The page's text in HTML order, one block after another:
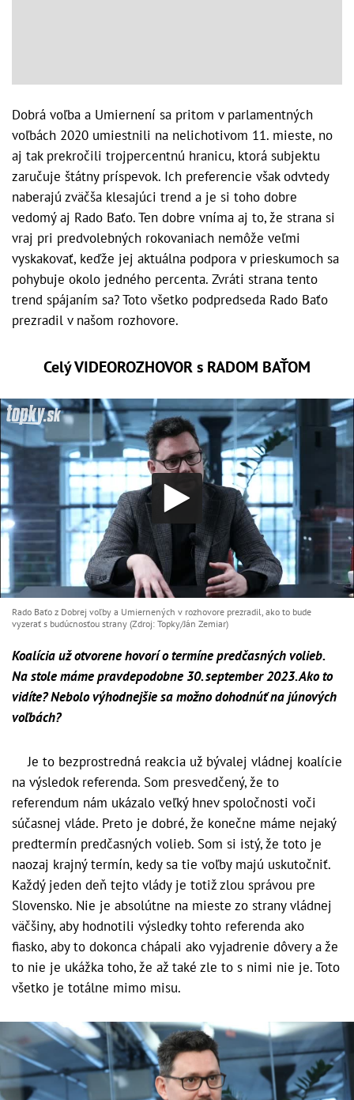
Dobrá voľba a Umiernení sa pritom v parlamentných
voľbách 2020 umiestnili na nelichotivom 11. mieste, no
aj tak prekročili trojpercentnú hranicu, ktorá subjektu
zaručuje štátny príspevok. Ich preferencie však odvtedy
naberajú zväčša klesajúci trend a je si toho dobre
vedomý aj Rado Baťo. Ten dobre vníma aj to, že strana si
vraj pri predvolebných rokovaniach nemôže veľmi
vyskakovať, keďže jej aktuálna podpora v prieskumoch sa
pohybuje okolo jedného percenta. Zvráti strana tento
trend spájaním sa? Toto všetko podpredseda Rado Baťo
prezradil v našom rozhovore.
Celý VIDEOROZHOVOR s RADOM BAŤOM
Rado Baťo z Dobrej voľby a Umiernených v rozhovore prezradil, ako to bude
vyzerať s budúcnosťou strany (Zdroj: Topky/Ján Zemiar)
Koalícia už otvorene hovorí o termíne predčasných volieb.
Na stole máme pravdepodobne 30. september 2023. Ako to
vidíte? Nebolo výhodnejšie sa možno dohodnúť na júnových
voľbách?
Je to bezprostredná reakcia už bývalej vládnej koalície
na výsledok referenda. Som presvedčený, že to
referendum nám ukázalo veľký hnev spoločnosti voči
súčasnej vláde. Preto je dobré, že konečne máme nejaký
predtermín predčasných volieb. Som si istý, že toto je
naozaj krajný termín, kedy sa tie voľby majú uskutočniť.
Každý jeden deň tejto vlády je totiž zlou správou pre
Slovensko. Nie je absolútne na mieste zo strany vládnej
väčšiny, aby hodnotili výsledky tohto referenda ako
fiasko, aby to dokonca chápali ako vyjadrenie dôvery a že
to nie je ukážka toho, že až také zle to s nimi nie je. Toto
všetko je totálne mimo misu.